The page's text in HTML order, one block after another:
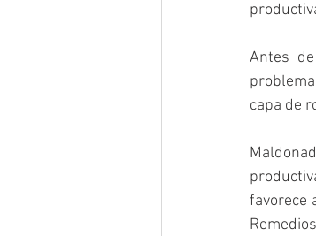
Antes
capa de
favorece